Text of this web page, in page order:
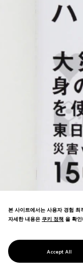
PROJECT
올리브
본 사이트에서는 사용자 경험
자세한 내용은 쿠키 정책
쿠키 정책 을 확
Accept All